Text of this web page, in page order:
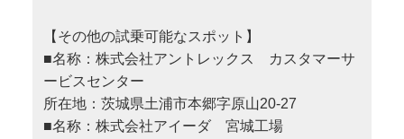
【その他の試乗可能なスポット】
■名称：株式会社アントレックス カスタマーサ
ービスセンター
所在地：茨城県土浦市本郷字原山20-27
■名称：株式会社アイーダ 宮城工場